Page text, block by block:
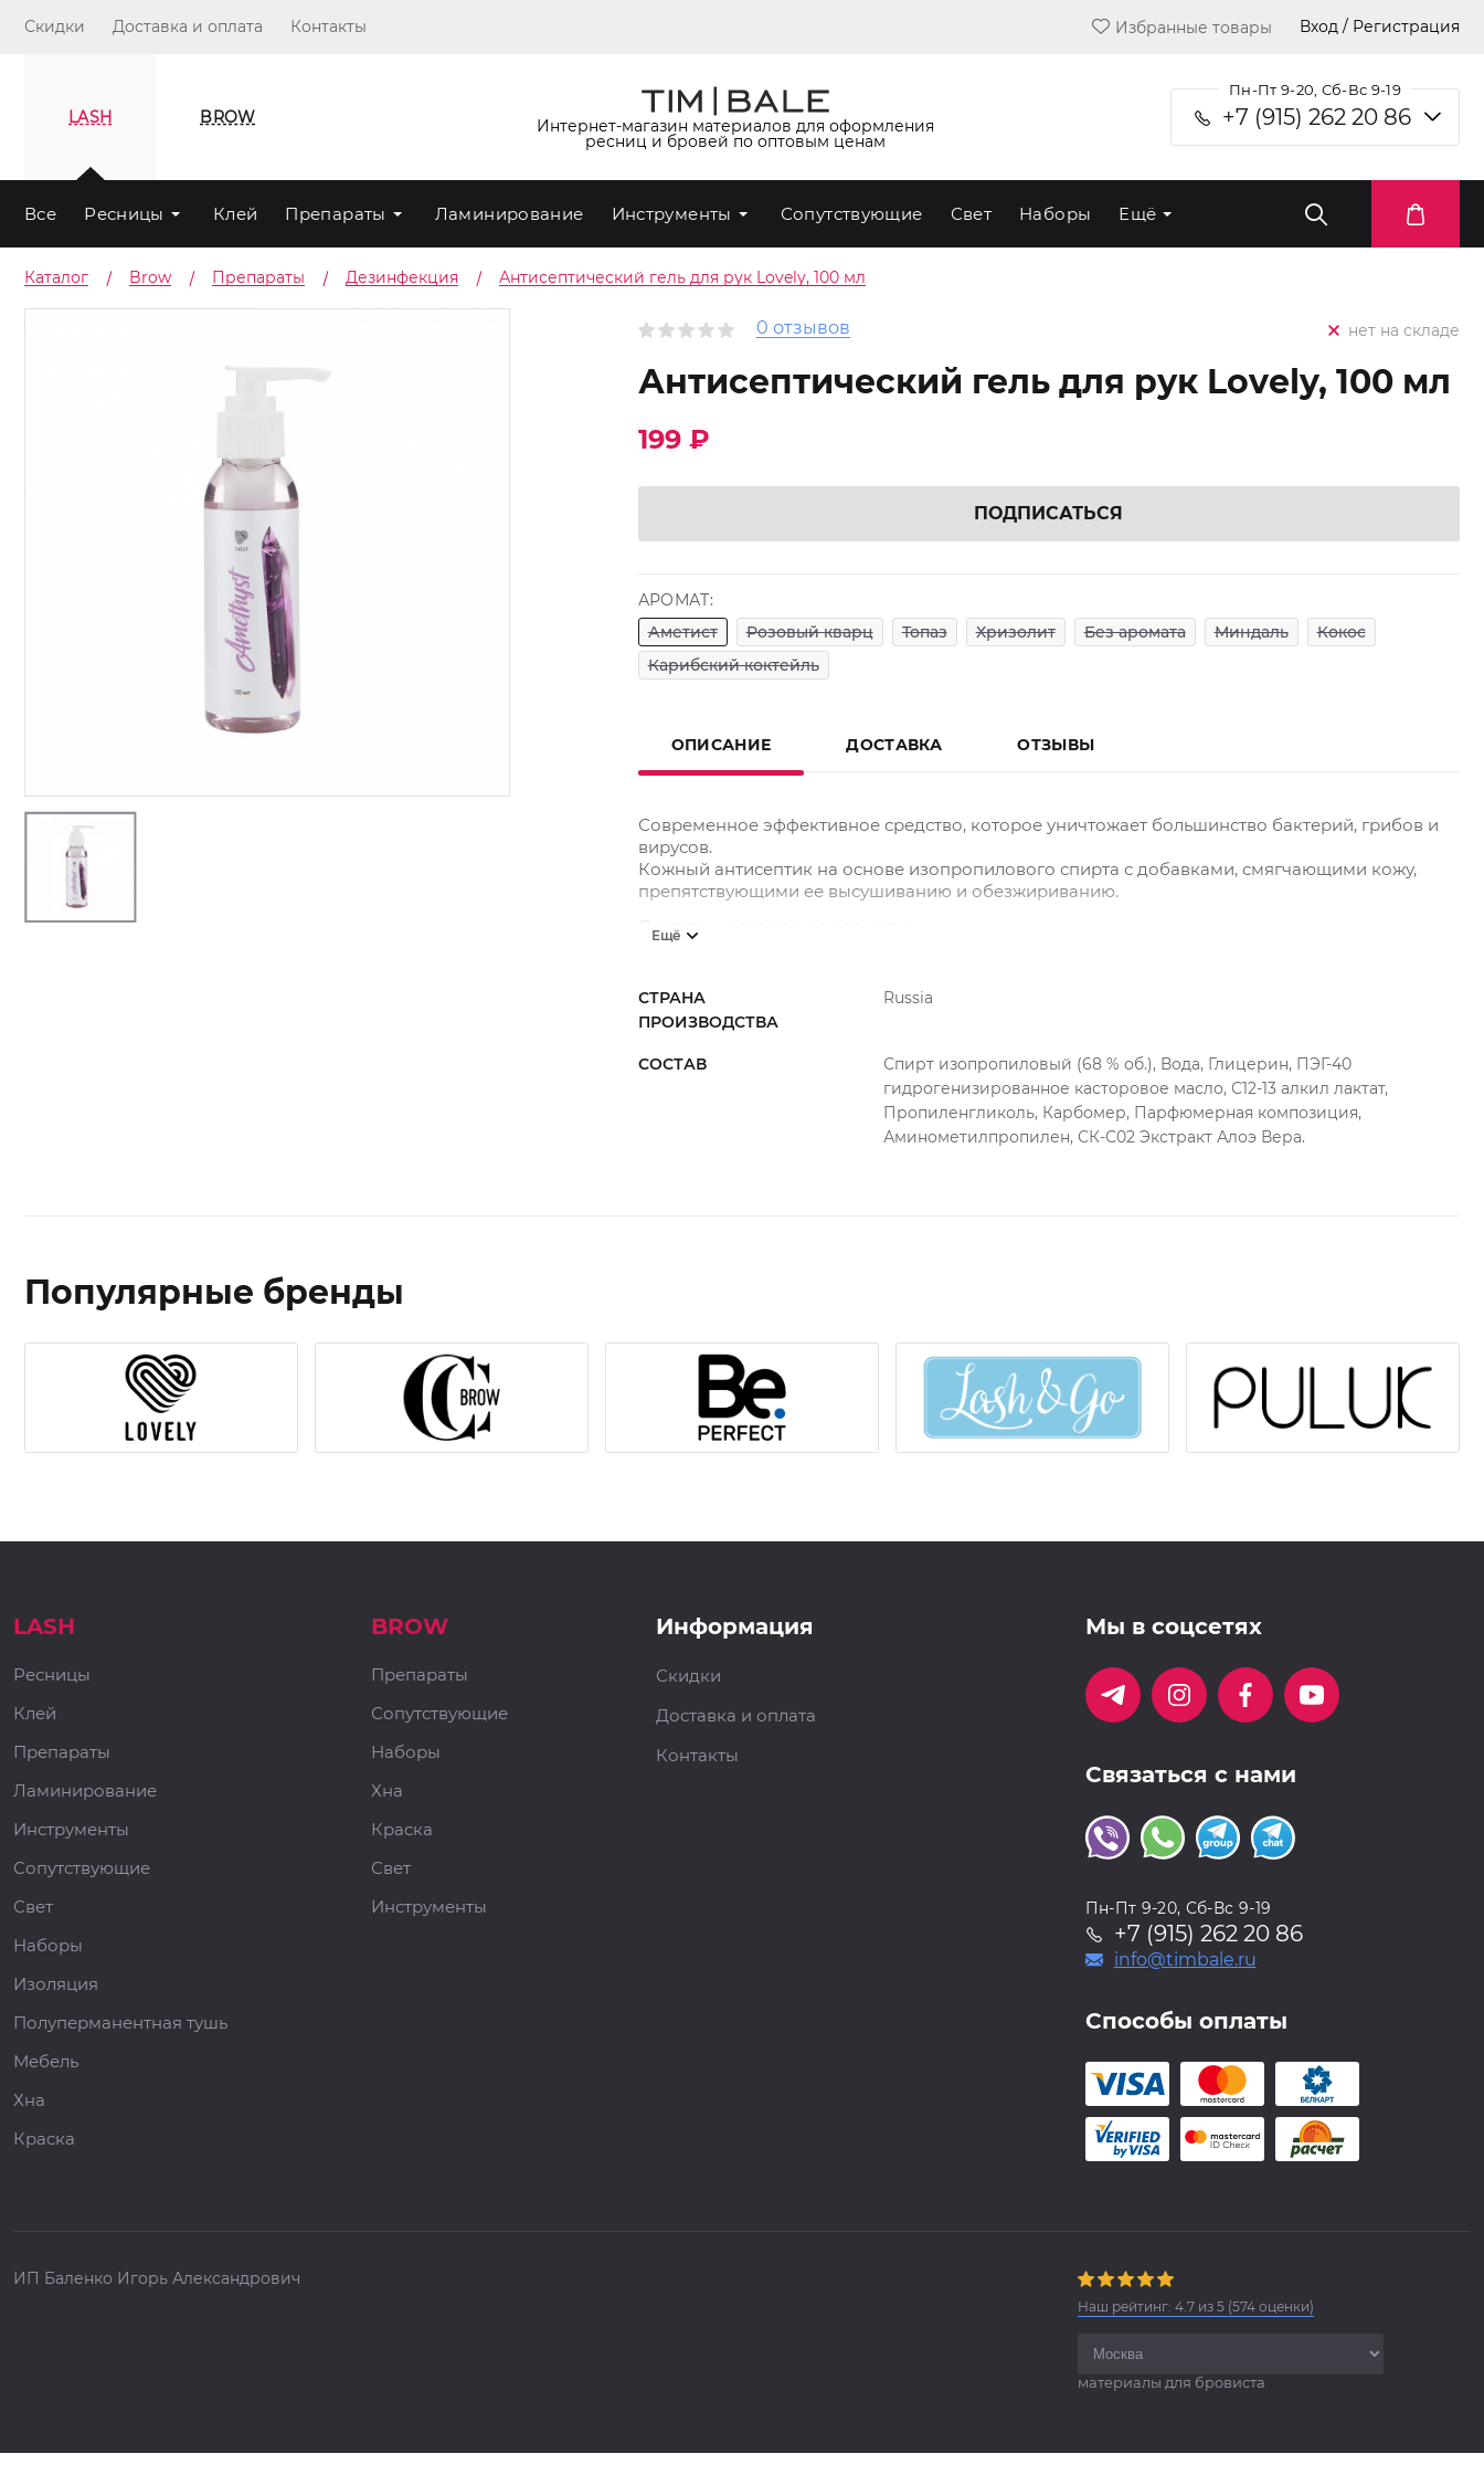
Скидки Доставка и оплата Контакты Избранные товары Вход / Регистрация
LASH BROW Интернет-магазин материалов для оформления
ресниц и бровей по оптовым ценам
Пн-Пт 9-20, Сб-Вс 9-19
+7 (915) 262 20 86
Все Ресницы Клей Препараты Ламинирование Инструменты Сопутствующие Свет Наборы Ещё
Каталог Brow Препараты Дезинфекция Антисептический гель для рук Lovely, 100 мл
0 отзывов нет на складе
Антисептический гель для рук Lovely, 100 мл
199 ₽
ПОДПИСАТЬСЯ
АРОМАТ:
Аметист
Розовый кварц Топаз Хризолит Без аромата Миндаль
Кокос
Карибский коктейль
ОПИСАНИЕ ДОСТАВКА ОТЗЫВЫ
Современное эффективное средство, которое уничтожает большинство бактерий, грибов и
вирусов.
Кожный антисептик на основе изопропилового спирта с добавками, смягчающими кожу,
препятствующими ее высушиванию и обезжириванию.
Доступны следующие ароматы:
Карибский коктейль;
Кокос;
Миндаль.
Применяется в качестве средства для быстрой санации рук.
Достаточно нанести небольшое количество геля (примерно 1 чайную ложку) и втереть в руки
до полного высыхания, которое занимает не более 30 секунд.
Ещё
СТРАНА
ПРОИЗВОДСТВА
Russia
СОСТАВ
Спирт изопропиловый (68 % об.), Вода, Глицерин, ПЭГ-40
гидрогенизированное касторовое масло, С12-13 алкил лактат,
Пропиленгликоль, Карбомер, Парфюмерная композиция,
Аминометилпропилен, СК-С02 Экстракт Алоэ Вера.
Популярные бренды
LASH
Ресницы
Клей
Препараты
Ламинирование
Инструменты
Сопутствующие
Свет
Наборы
Изоляция
Полуперманентная тушь
Мебель
Хна
Краска
BROW
Препараты
Сопутствующие
Наборы
Хна
Краска
Свет
Инструменты
Информация
Скидки
Доставка и оплата
Контакты
Мы в соцсетях
Связаться с нами
Пн-Пт 9-20, Сб-Вс 9-19
+7 (915) 262 20 86
info@timbale.ru
Способы оплаты
ИП Баленко Игорь Александрович
Наш рейтинг: 4.7из 5(574оценки)
материалы для бровиста